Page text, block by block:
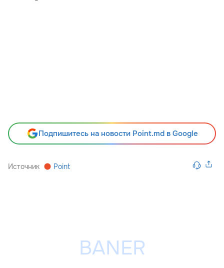
Подпишитесь на новости Point.md в Google
Источник Point